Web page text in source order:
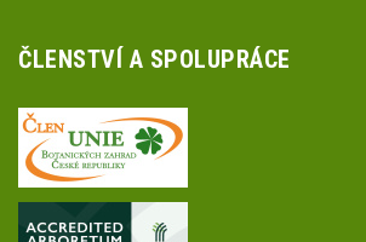
ČLENSTVÍ A SPOLUPRÁCE